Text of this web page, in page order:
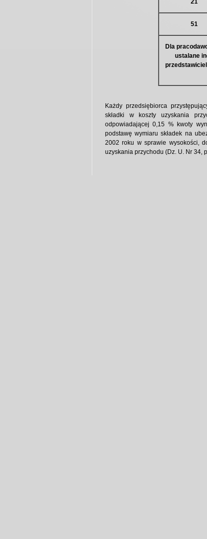
21
51
Dla
ustalane
Każdy przedsiębiorca
składki w koszty uzyskania
odpowiadającej 0,15 % kwoty
podstawę wymiaru składek na
2002 roku w sprawie wysokości,
uzyskania przychodu (Dz. U. Nr 34,